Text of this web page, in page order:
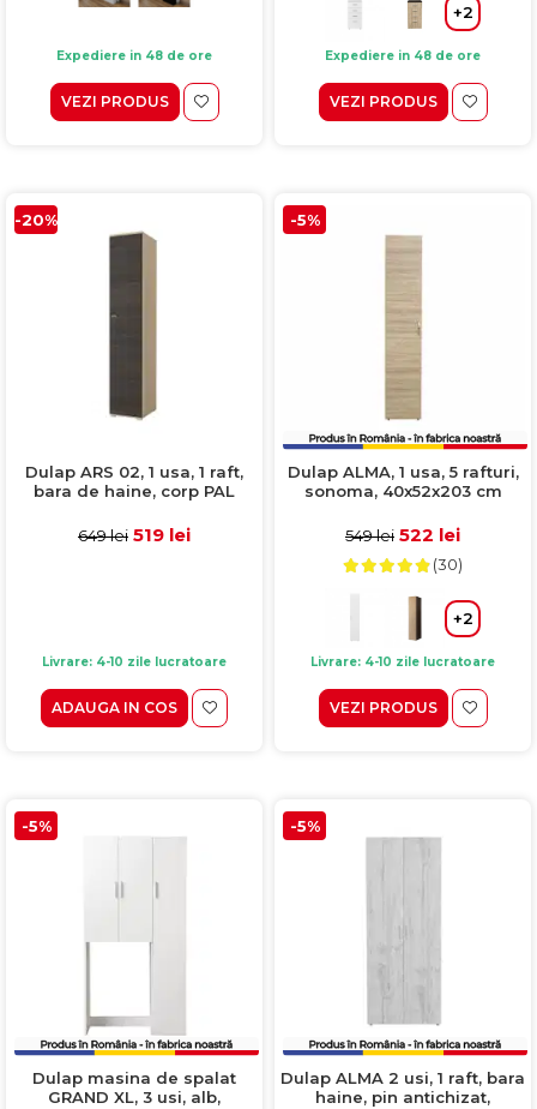
Expediere in 48 de ore
VEZI PRODUS
+2
Expediere in 48 de ore
VEZI PRODUS
-20%
Dulap ARS 02, 1 usa, 1 raft,
bara de haine, corp PAL
frasin, 40x51x201 cm
649 lei 519 lei
Livrare: 4-10 zile lucratoare
ADAUGA IN COS
-5%
Dulap ALMA, 1 usa, 5 rafturi,
sonoma, 40x52x203 cm
549 lei 522 lei
(30)
+2
Livrare: 4-10 zile lucratoare
VEZI PRODUS
-5%
Dulap masina de spalat
GRAND XL, 3 usi, alb,
-5%
Dulap ALMA 2 usi, 1 raft, bara
haine, pin antichizat,